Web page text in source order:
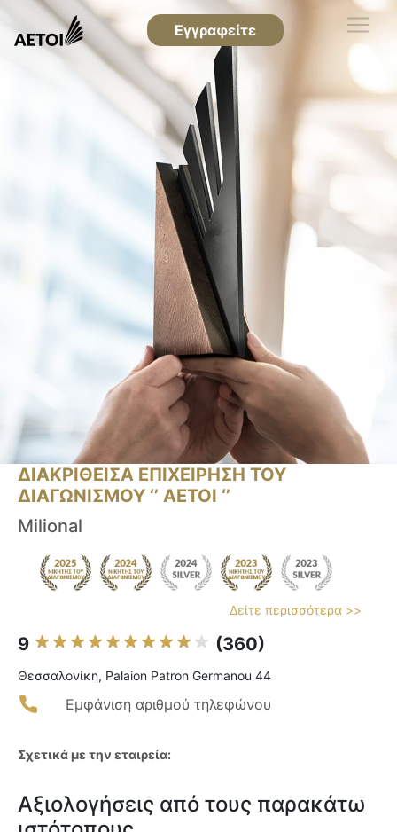
Εγγραφείτε
ΔΙΑΚΡΙΘΕΙΣΑ ΕΠΙΧΕΙΡΗΣΗ ΤΟΥ
ΔΙΑΓΩΝΙΣΜΟΥ ‘’ ΑΕΤΟΙ ‘’
Milional
Δείτε περισσότερα >>
9 (360)
Θεσσαλονίκη, Palaion Patron Germanou 44
Εμφάνιση αριθμού τηλεφώνου
Σχετικά με την εταιρεία:
Αξιολογήσεις από τους παρακάτω